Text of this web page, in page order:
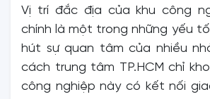
Vị trí đắc địa của khu công
chính là một trong những yếu
hút sự quan tâm của nhiều
cách trung tâm TP.HCM chỉ
công nghiệp này có kết nối